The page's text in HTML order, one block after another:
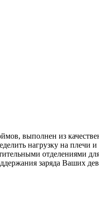
выполнен из
нагрузку на плечи
отделениями
заряда Ваших